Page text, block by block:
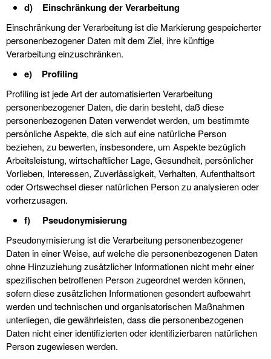
d) Einschränkung der Verarbeitung
Einschränkung der Verarbeitung ist die Markierung gespeicherter
personenbezogener Daten mit dem Ziel, ihre künftige
Verarbeitung einzuschränken.
e) Profiling
Profiling ist jede Art der automatisierten Verarbeitung
personenbezogener Daten, die darin besteht, daß diese
personenbezogenen Daten verwendet werden, um bestimmte
persönliche Aspekte, die sich auf eine natürliche Person
beziehen, zu bewerten, insbesondere, um Aspekte bezüglich
Arbeitsleistung, wirtschaftlicher Lage, Gesundheit, persönlicher
Vorlieben, Interessen, Zuverlässigkeit, Verhalten, Aufenthaltsort
oder Ortswechsel dieser natürlichen Person zu analysieren oder
vorherzusagen.
f) Pseudonymisierung
Pseudonymisierung ist die Verarbeitung personenbezogener
Daten in einer Weise, auf welche die personenbezogenen Daten
ohne Hinzuziehung zusätzlicher Informationen nicht mehr einer
spezifischen betroffenen Person zugeordnet werden können,
sofern diese zusätzlichen Informationen gesondert aufbewahrt
werden und technischen und organisatorischen Maßnahmen
unterliegen, die gewährleisten, dass die personenbezogenen
Daten nicht einer identifizierten oder identifizierbaren natürlichen
Person zugewiesen werden.